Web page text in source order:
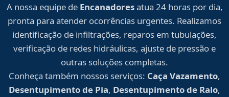
A nossa equipe de Encanadoresatua 24 horas por dia,
pronta para atender ocorrências urgentes. Realizamos
identificação de infiltrações, reparos em tubulações,
verificação de redes hidráulicas, ajuste de pressão e
outras soluções completas.
Conheça também nossos serviços: Caça Vazamento,
Desentupimento de Pia, Desentupimento de Ralo,